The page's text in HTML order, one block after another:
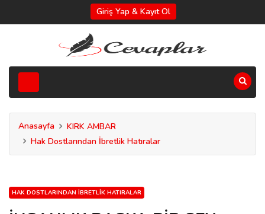
Giriş Yap & Kayıt Ol
Anasayfa
KIRK AMBAR
Hak Dostlarından İbretlik Hatıralar
HAK DOSTLARINDAN İBRETLIK HATIRALAR